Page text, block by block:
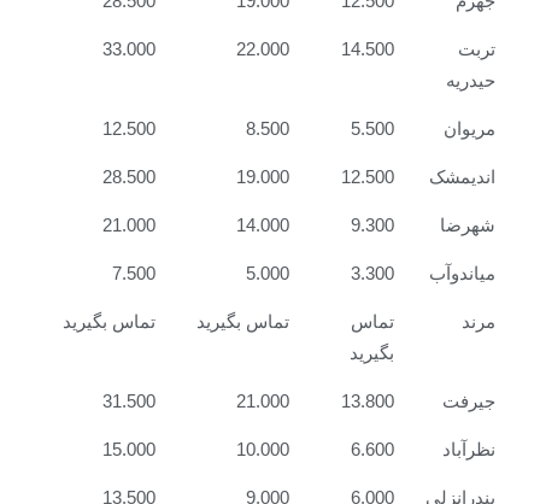
تربت
حیدریه
14.500
22.000
33.000
مریوان 5.500
8.500
12.500
اندیمشک 12.500
19.000
28.500
شهرضا 9.300
14.000
21.000
میاندوآب 3.300
5.000
7.500
تماس
بگیرید
تماس بگیرید تماس بگیرید
جیرفت 13.800
21.000
31.500
نظرآباد 6.600
10.000
15.000
بندرانزلی 6.000
9.000
13.500